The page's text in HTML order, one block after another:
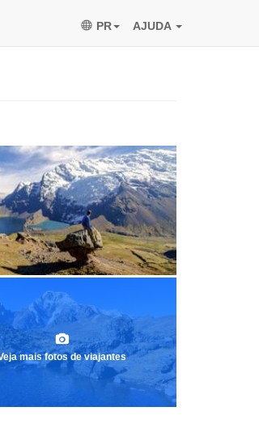
PR AJUDA
mais fotos de viajantes